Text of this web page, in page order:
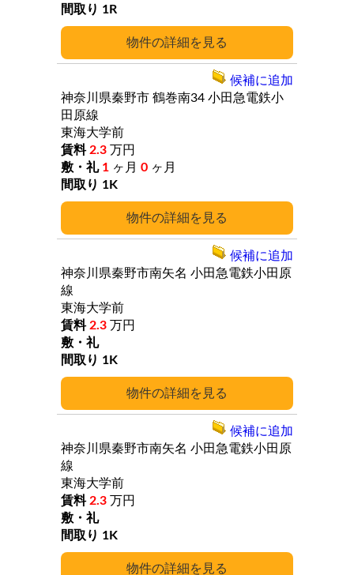
詳細
1R
詳細
神奈川県秦野市 鶴巻南34 小田急電鉄小
田原線
東海大学前
2.3 万円
1 ヶ月 0 ヶ月
1K
候補に追加
詳細
神奈川県秦野市南矢名 小田急電鉄小田原
線
東海大学前
2.3 万円
1K
候補に追加
詳細
神奈川県秦野市南矢名 小田急電鉄小田原
線
東海大学前
2.3 万円
1K
候補に追加